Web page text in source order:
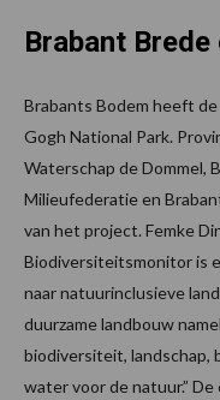
Brabant
Brabants Bodem heeft
Gogh National Park.
Waterschap de Dommel,
Milieufederatie en
van het project. Femke
Biodiversiteitsmonitor is
naar natuurinclusieve
duurzame landbouw
biodiversiteit, landschap,
water voor de natuur.”